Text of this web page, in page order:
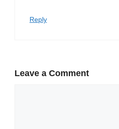
Reply
Leave a Comment